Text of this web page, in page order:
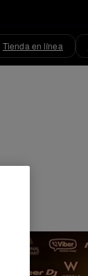
Tienda en línea